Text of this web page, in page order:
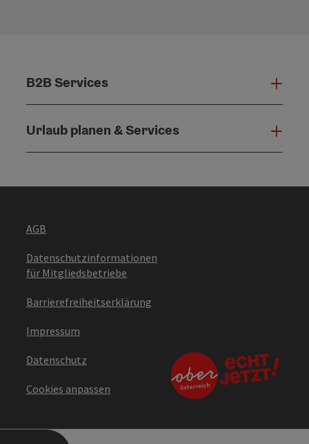
B2B Services
Urlaub planen & Services
AGB
Datenschutzinformationen
für Mitgliedsbetriebe
Barrierefreiheitserklärung
Impressum
Datenschutz
Cookies anpassen